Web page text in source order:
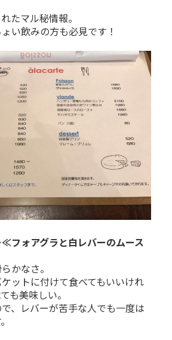
たマル秘情報。
い飲みの方も必見です！
フォアグラと白レバーのムース
かなさ。
ットに付けて食べてもいいけれ
も美味しい。
、レバーが苦手な人でも一度は